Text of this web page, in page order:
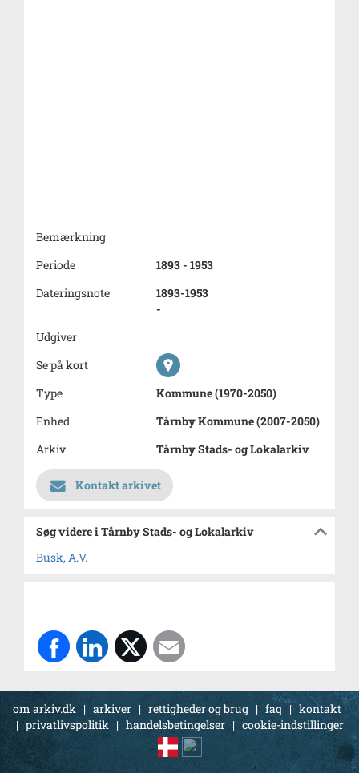
Bemærkning
Periode
1893 - 1953
Dateringsnote
1893-1953
-
Udgiver
Se på kort
Type
Kommune (1970-2050)
Enhed
Tårnby Kommune (2007-2050)
Arkiv
Tårnby Stads- og Lokalarkiv
Kontakt arkivet
Søg videre i Tårnby Stads- og Lokalarkiv
Busk, A.V.
om arkiv.dk | arkiver | rettigheder og brug | faq | kontakt
|privatlivspolitik | handelsbetingelser | cookie-indstillinger